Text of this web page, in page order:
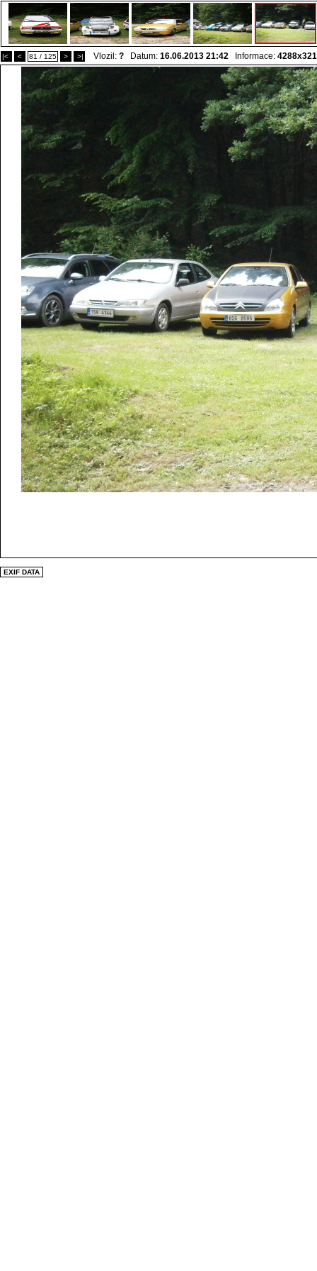
|< < 81 / 125 > >| Vlozil: ? Datum: 16.06.2013 21:42 Informace:
EXIF DATA